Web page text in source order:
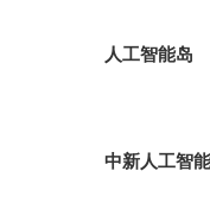
人工智能岛
中新人工智